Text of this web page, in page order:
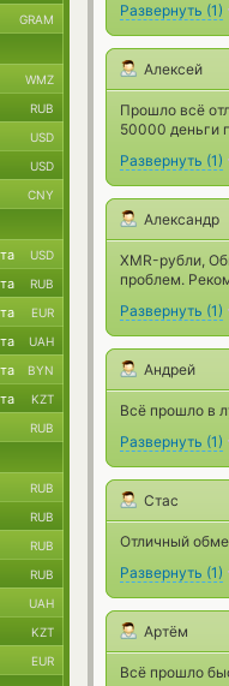
Развернуть (1)
Алексей
Прошло всё
50000 деньги
Развернуть (1)
Александр
XMR-рубли,
проблем.
Развернуть (1)
Андрей
Всё прошло в
Развернуть (1)
Стас
Отличный
Развернуть (1)
Артём
Всё прошло
GRAM
WMZ
RUB
USD
USD
CNY
USD
RUB
EUR
UAH
BYN
KZT
RUB
RUB
RUB
RUB
RUB
UAH
KZT
EUR